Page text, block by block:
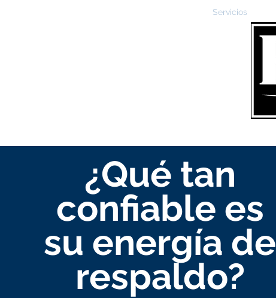
Servicios
¿Qué tan
confiable es
su energía de
respaldo?